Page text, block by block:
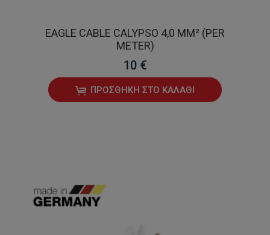
EAGLE CABLE CALYPSO 4,0 MM² (PER
METER)
10 €
ΠΡΟΣΘΉΚΗ ΣΤΟ ΚΑΛΆΘΙ